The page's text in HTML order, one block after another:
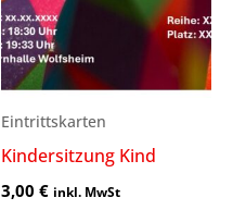
Eintrittskarten
Kindersitzung Kind
3,00 € inkl. MwSt